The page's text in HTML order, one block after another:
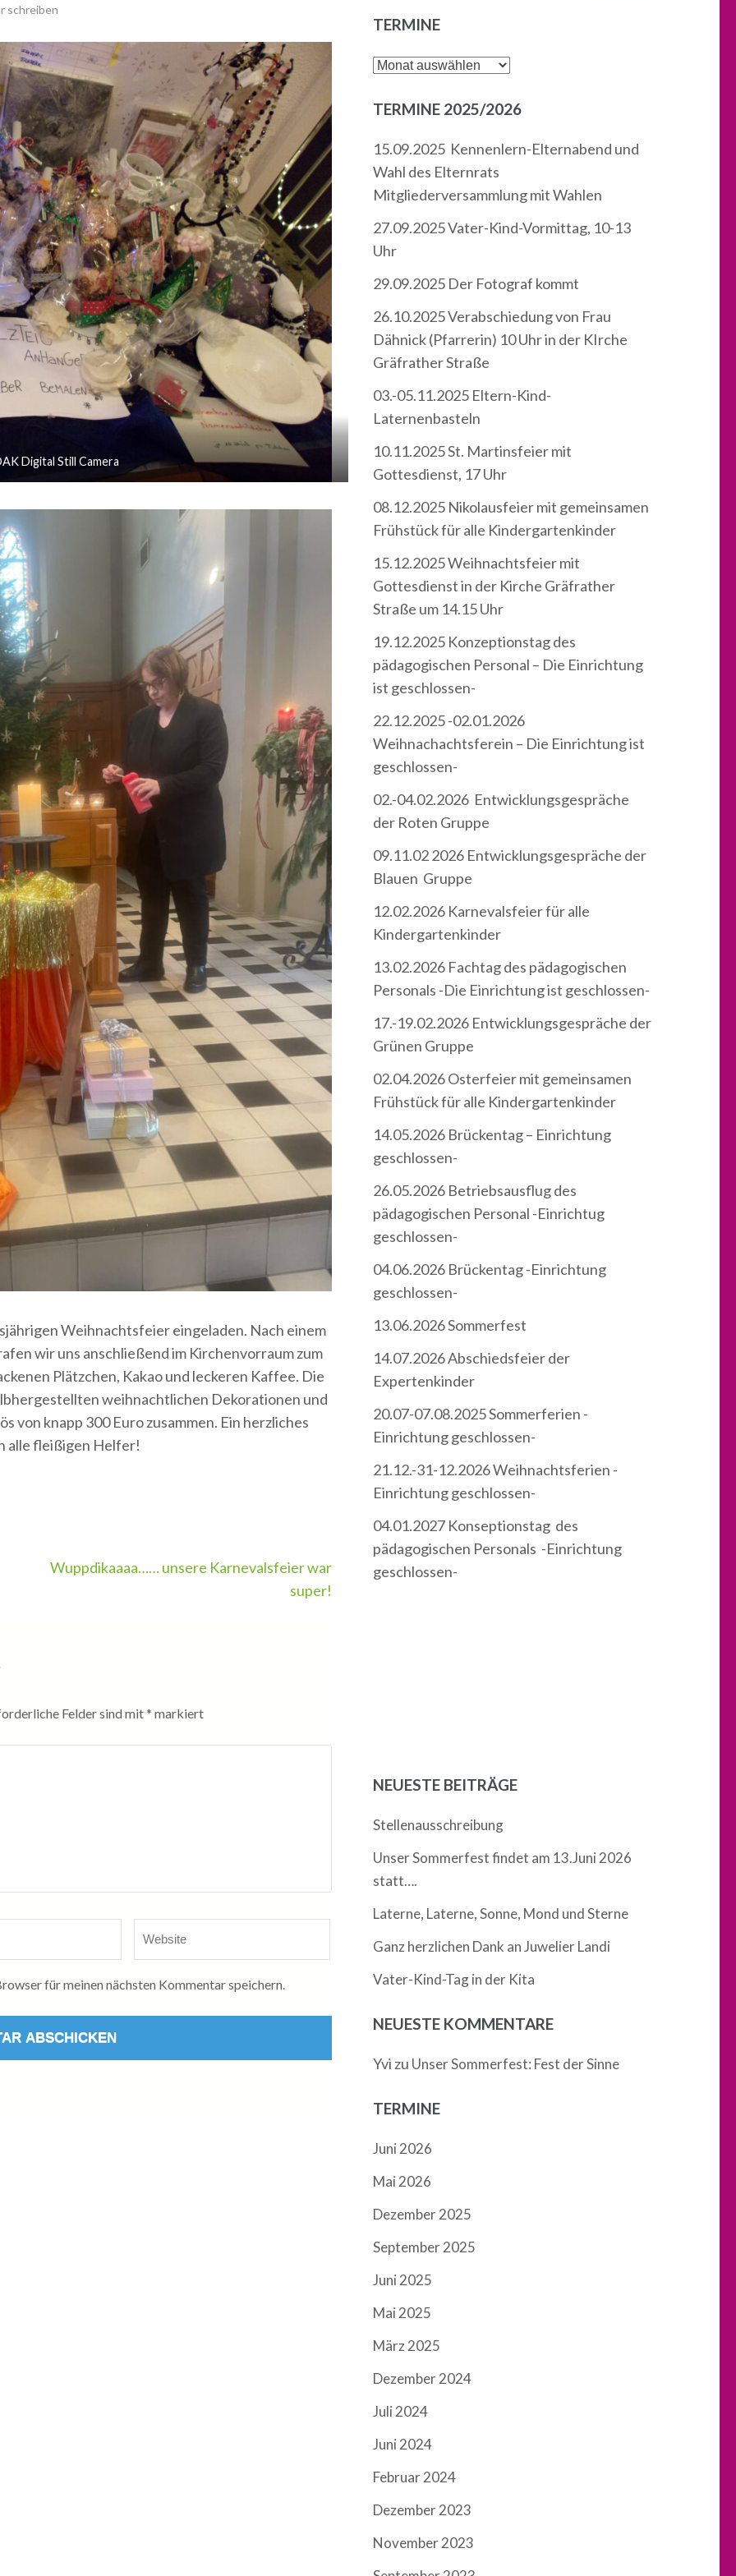
schreiben
Digital Still Camera
Weihnachtsfeier eingeladen. Nach einem
wir uns anschließend im Kirchenvorraum zum
Plätzchen, Kakao und leckeren Kaffee. Die
weihnachtlichen Dekorationen und
von knapp 300 Euro zusammen. Ein herzliches
alle fleißigen Helfer!
Wuppdikaaaa…… unsere Karnevalsfeier war
super!
Felder sind mit* markiert
für meinen nächsten Kommentar speichern.
TERMINE
Termine
TERMINE 2025/2026
15.09.2025 Kennenlern-Elternabend und
Wahl des Elternrats
Mitgliederversammlung mit Wahlen
27.09.2025 Vater-Kind-Vormittag, 10-13
Uhr
29.09.2025 Der Fotograf kommt
26.10.2025 Verabschiedung von Frau
Dähnick (Pfarrerin) 10 Uhr in der KIrche
Gräfrather Straße
03.-05.11.2025 Eltern-Kind-
Laternenbasteln
10.11.2025 St. Martinsfeier mit
Gottesdienst, 17 Uhr
08.12.2025 Nikolausfeier mit gemeinsamen
Frühstück für alle Kindergartenkinder
15.12.2025 Weihnachtsfeier mit
Gottesdienst in der Kirche Gräfrather
Straße um 14.15 Uhr
19.12.2025 Konzeptionstag des
pädagogischen Personal – Die Einrichtung
ist geschlossen-
22.12.2025 -02.01.2026
Weihnachachtsferein – Die Einrichtung ist
geschlossen-
02.-04.02.2026 Entwicklungsgespräche
der Roten Gruppe
09.11.02 2026 Entwicklungsgespräche der
Blauen Gruppe
12.02.2026 Karnevalsfeier für alle
Kindergartenkinder
13.02.2026 Fachtag des pädagogischen
Personals -Die Einrichtung ist geschlossen-
17.-19.02.2026 Entwicklungsgespräche der
Grünen Gruppe
02.04.2026 Osterfeier mit gemeinsamen
Frühstück für alle Kindergartenkinder
14.05.2026 Brückentag – Einrichtung
geschlossen-
26.05.2026 Betriebsausflug des
pädagogischen Personal -Einrichtug
geschlossen-
04.06.2026 Brückentag -Einrichtung
geschlossen-
13.06.2026 Sommerfest
14.07.2026 Abschiedsfeier der
Expertenkinder
20.07-07.08.2025 Sommerferien -
Einrichtung geschlossen-
21.12.-31-12.2026 Weihnachtsferien -
Einrichtung geschlossen-
04.01.2027 Konseptionstag des
pädagogischen Personals -Einrichtung
geschlossen-
NEUESTE BEITRÄGE
Stellenausschreibung
Unser Sommerfest findet am 13.Juni 2026
statt….
Laterne, Laterne, Sonne, Mond und Sterne
Ganz herzlichen Dank an Juwelier Landi
Vater-Kind-Tag in der Kita
NEUESTE KOMMENTARE
Yvi zu Unser Sommerfest: Fest der Sinne
TERMINE
Juni 2026
Mai 2026
Dezember 2025
September 2025
Juni 2025
Mai 2025
März 2025
Dezember 2024
Juli 2024
Juni 2024
Februar 2024
Dezember 2023
November 2023